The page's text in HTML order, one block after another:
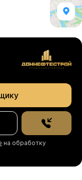
на обработку